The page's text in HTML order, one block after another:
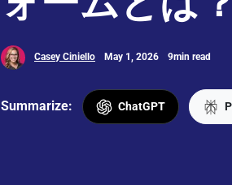
Casey Ciniello May 1, 2026 9min read
Summarize: ChatGPT